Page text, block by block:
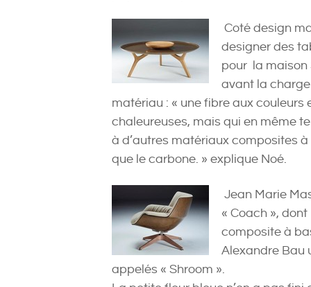
Coté design
designer des
pour la maison
avant la
matériau : « une fibre aux
chaleureuses, mais qui en même
à d’autres matériaux composites
que le carbone. » explique Noé.
Jean Marie
« Coach »,
composite à
Alexandre Bau
appelés « Shroom ».